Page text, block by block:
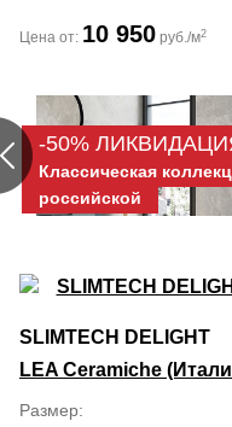
Цена от: 10 950 руб./м2
-50%
Классическая
российской
SLIMTECH DELIGHT
LEA Ceramiche
Размер